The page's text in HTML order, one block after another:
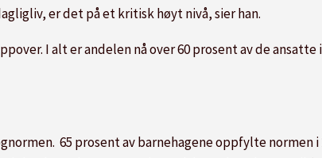
er det på et kritisk høyt nivå, sier han.
I alt er andelen nå over 60 prosent av de
65 prosent av barnehagene oppfylte normen i